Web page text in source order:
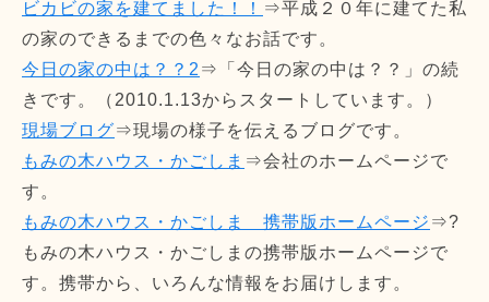
ビカビの家を建てました！！ ⇒平成２０年に建てた私
の家のできるまでの色々なお話です。
今日の家の中は？？2 ⇒「今日の家の中は？？」の続
きです。（2010.1.13からスタートしています。）
現場ブログ⇒現場の様子を伝えるブログです。
もみの木ハウス・かごしま ⇒会社のホームページで
す。
もみの木ハウス・かごしま 携帯版ホームページ ⇒?
もみの木ハウス・かごしまの携帯版ホームページで
す。携帯から、いろんな情報をお届けします。